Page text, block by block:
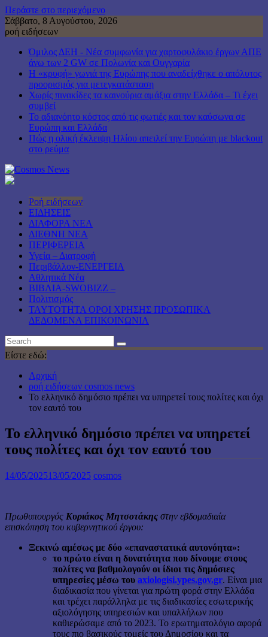
Περάστε στο περιεχόμενο
Σάββατο, 8 Αυγούστου, 2026
ροή ειδήσεων
Όμιλος ΔΕΗ - Νέα συμφωνία για χαρτοφυλάκιο έργων ΑΠΕ
άνω των 2 GW σε Πολωνία και Ουγγαρία
Η «κρυφή» γωνιά της Ευρώπης που αναδείχθηκε ο απόλυτος
προορισμός για μετεγκατάσταση
Χωρίς πινακίδες τα καινούρια αμάξια στην Ελλάδα – Τι έχει
συμβεί
Το αδιανόητο κόστος από τις φωτιές και τον καύσωνα σε
Ευρώπη και Ελλάδα
Πώς η ολική έκλειψη Ηλίου απειλεί την Ευρώπη με blackout
στο ρεύμα
Ροή ειδήσεων
ΕΙΔΗΣΕΙΣ
ΔΙΑΦΟΡΑ ΝΕΑ
ΔΙΕΘΝΗ ΝΕΑ
ΠΕΡΙΦΕΡΕΙΑ
Υγεία – Διατροφή
Περιβάλλον-ΕΝΕΡΓΕΙΑ
Αθλητικά Νέα
ΒΙΒΛΙΑ-SWOBIZZ –
Πολιτισμός
TAYTOTHTA ΟΡΟΙ ΧΡΗΣΗΣ ΠΡΟΣΩΠΙΚΑ
ΔΕΔΟΜΕΝΑ ΕΠΙΚΟΙΝΩΝΙΑ
Είστε εδώ:
Αρχική
ροή ειδήσεων cosmos news
Το ελληνικό δημόσιο πρέπει να υπηρετεί τους πολίτες και όχι
τον εαυτό του
Το ελληνικό δημόσιο πρέπει να υπηρετεί
τους πολίτες και όχι τον εαυτό του
14/05/202513/05/2025 cosmos
Πρωθυπουργός Κυριάκος Μητσοτάκης στην εβδομαδιαία
επισκόπηση του κυβερνητικού έργου:
Ξεκινώ αμέσως με δύο «επαναστατικά αυτονόητα»:
το πρώτο είναι η δυνατότητα που δίνουμε στους
πολίτες να βαθμολογούν οι ίδιοι τις δημόσιες
υπηρεσίες μέσω του axiologisi.ypes.gov.gr. Είναι μια
διαδικασία που γίνεται για πρώτη φορά στην Ελλάδα
και τρέχει παράλληλα με τις διαδικασίες εσωτερικής
αξιολόγησης υπηρεσιών και υπαλλήλων που
καθιερώσαμε από το 2023. Το ερωτηματολόγιο αφορά
τους πιο βασικούς τομείς του Δημοσίου και τα